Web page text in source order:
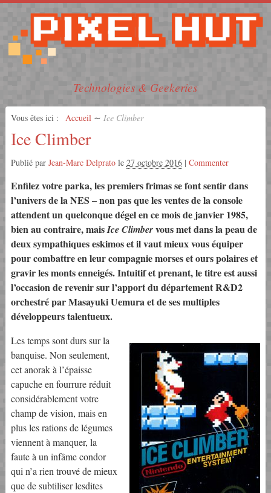
Technologies & Geekeries
Vous êtes ici : Accueil ∼ Ice Climber
Ice Climber
Publié par Jean-Marc Delpratole 27 octobre 2016| Commenter
Enfilez votre parka, les premiers frimas se font sentir dans
l’univers de la NES – non pas que les ventes de la console
attendent un quelconque dégel en ce mois de janvier 1985,
bien au contraire, maisIce Climbervous met dans la peau de
deux sympathiques eskimos et il vaut mieux vous équiper
pour combattre en leur compagnie morses et ours polaires et
gravir les monts enneigés. Intuitif et prenant, le titre est aussi
l’occasion de revenir sur l’apport du département R&D2
orchestré par Masayuki Uemura et de ses multiples
développeurs talentueux.
Les temps sont durs sur la
banquise. Non seulement,
cet anorak à l’épaisse
capuche en fourrure réduit
considérablement votre
champ de vision, mais en
plus les rations de légumes
viennent à manquer, la
faute à un infâme condor
qui n’a rien trouvé de mieux
que de subtiliser lesdites